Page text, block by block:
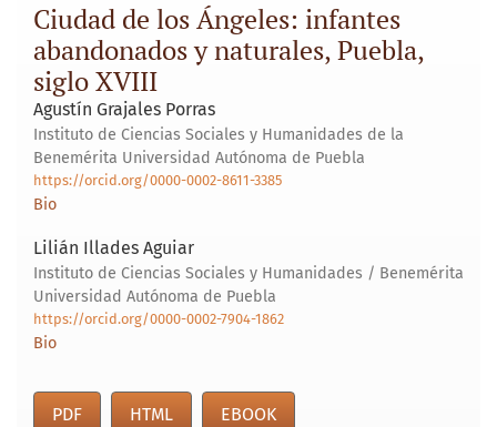
Ciudad de los Ángeles: infantes
abandonados y naturales, Puebla,
siglo XVIII
Agustín Grajales Porras
Instituto de Ciencias Sociales y Humanidades de la
Benemérita Universidad Autónoma de Puebla
https://orcid.org/0000-0002-8611-3385
Bio
Lilián Illades Aguiar
Instituto de Ciencias Sociales y Humanidades / Benemérita
Universidad Autónoma de Puebla
https://orcid.org/0000-0002-7904-1862
Bio
PDF HTML EBOOK